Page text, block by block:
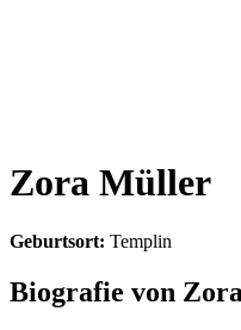
Zora Müller
Geburtsort: Templin
Biografie von